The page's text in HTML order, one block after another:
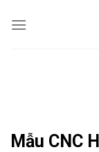
Mẫu CNC